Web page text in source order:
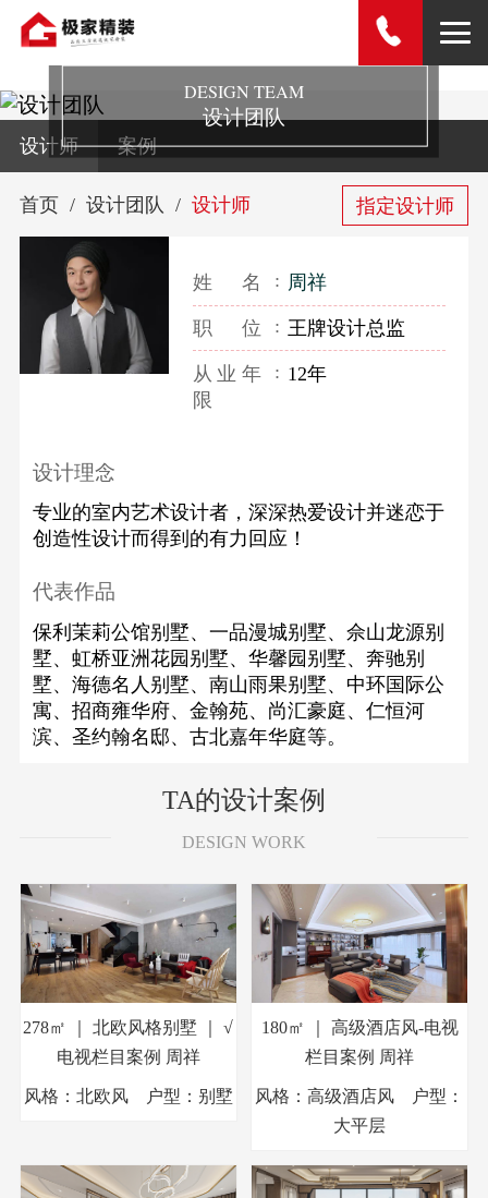
DESIGN TEAM
设计团队
设计师 案例
首页 设计团队 设计师 指定设计师
姓名 周祥
职位 王牌设计总监
从业年
限
12年
设计理念
专业的室内艺术设计者，深深热爱设计并迷恋于
创造性设计而得到的有力回应！
代表作品
保利茉莉公馆别墅、一品漫城别墅、佘山龙源别
墅、虹桥亚洲花园别墅、华馨园别墅、奔驰别
墅、海德名人别墅、南山雨果别墅、中环国际公
寓、招商雍华府、金翰苑、尚汇豪庭、仁恒河
滨、圣约翰名邸、古北嘉年华庭等。
TA的设计案例
DESIGN WORK
278㎡ ｜ 北欧风格别墅 ｜ √
电视栏目案例 周祥
风格：北欧风 户型：别墅
180㎡ ｜ 高级酒店风-电视
栏目案例 周祥
风格：高级酒店风 户型：
大平层